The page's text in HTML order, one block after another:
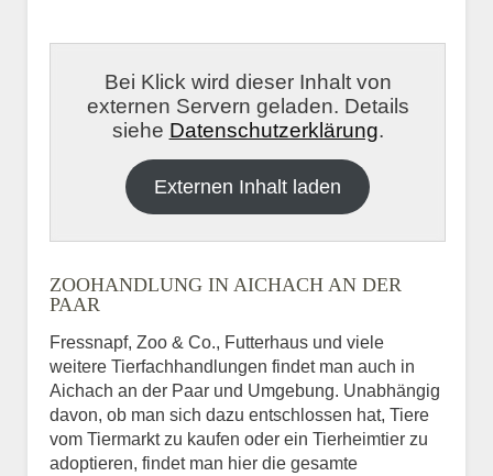
Bei Klick wird dieser Inhalt von
externen Servern geladen. Details
siehe Datenschutzerklärung.
Externen Inhalt laden
ZOOHANDLUNG IN AICHACH AN DER
PAAR
Fressnapf, Zoo & Co., Futterhaus und viele
weitere Tierfachhandlungen findet man auch in
Aichach an der Paar und Umgebung. Unabhängig
davon, ob man sich dazu entschlossen hat, Tiere
vom Tiermarkt zu kaufen oder ein Tierheimtier zu
adoptieren, findet man hier die gesamte